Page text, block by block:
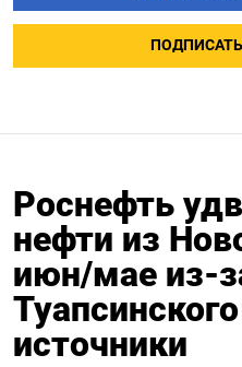
Роснефть
нефти из
июн/мае из-
источники